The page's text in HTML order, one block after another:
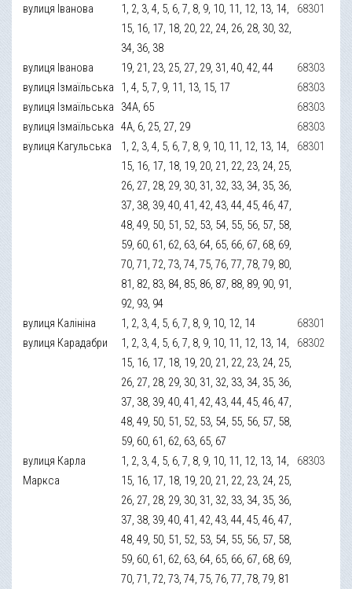
вулиця Іванова
1, 2, 3, 4, 5, 6, 7, 8, 9, 10, 11, 12, 13, 14,
15, 16, 17, 18, 20, 22, 24, 26, 28, 30, 32,
34, 36, 38
68301
вулиця Іванова 19, 21, 23, 25, 27, 29, 31, 40, 42, 44
68303
вулиця Ізмаїльська
1, 4, 5, 7, 9, 11, 13, 15, 17
68303
вулиця Ізмаїльська
34А, 65
68303
вулиця Ізмаїльська 4А, 6, 25, 27, 29
68303
вулиця Кагульська
1, 2, 3, 4, 5, 6, 7, 8, 9, 10, 11, 12, 13, 14,
15, 16, 17, 18, 19, 20, 21, 22, 23, 24, 25,
26, 27, 28, 29, 30, 31, 32, 33, 34, 35, 36,
37, 38, 39, 40, 41, 42, 43, 44, 45, 46, 47,
48, 49, 50, 51, 52, 53, 54, 55, 56, 57, 58,
59, 60, 61, 62, 63, 64, 65, 66, 67, 68, 69,
70, 71, 72, 73, 74, 75, 76, 77, 78, 79, 80,
81, 82, 83, 84, 85, 86, 87, 88, 89, 90, 91,
92, 93, 94
68301
вулиця Калініна 1, 2, 3, 4, 5, 6, 7, 8, 9, 10, 12, 14
68301
вулиця Карадабри
1, 2, 3, 4, 5, 6, 7, 8, 9, 10, 11, 12, 13, 14,
15, 16, 17, 18, 19, 20, 21, 22, 23, 24, 25,
26, 27, 28, 29, 30, 31, 32, 33, 34, 35, 36,
37, 38, 39, 40, 41, 42, 43, 44, 45, 46, 47,
48, 49, 50, 51, 52, 53, 54, 55, 56, 57, 58,
59, 60, 61, 62, 63, 65, 67
68302
вулиця Карла
Маркса
1, 2, 3, 4, 5, 6, 7, 8, 9, 10, 11, 12, 13, 14,
15, 16, 17, 18, 19, 20, 21, 22, 23, 24, 25,
26, 27, 28, 29, 30, 31, 32, 33, 34, 35, 36,
37, 38, 39, 40, 41, 42, 43, 44, 45, 46, 47,
48, 49, 50, 51, 52, 53, 54, 55, 56, 57, 58,
59, 60, 61, 62, 63, 64, 65, 66, 67, 68, 69,
70, 71, 72, 73, 74, 75, 76, 77, 78, 79, 81
68303